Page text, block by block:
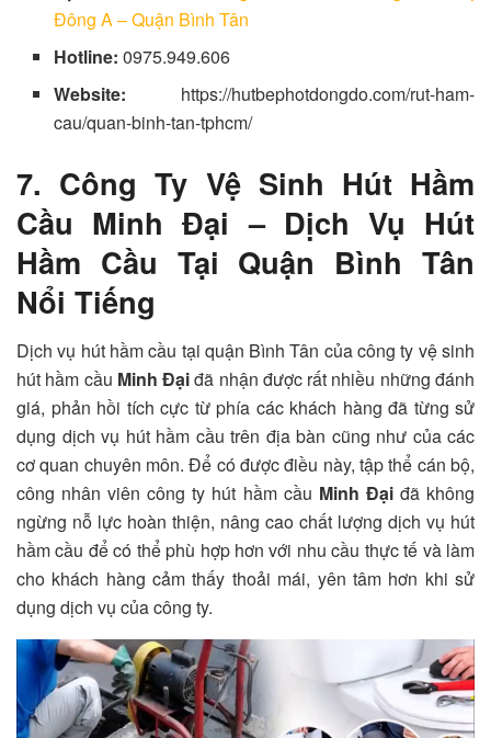
Đông A – Quận Bình Tân
Hotline: 0975.949.606
Website: https://hutbephotdongdo.com/rut-ham-
cau/quan-binh-tan-tphcm/
7. Công Ty Vệ Sinh Hút Hầm
Cầu Minh Đại – Dịch Vụ Hút
Hầm Cầu Tại Quận Bình Tân
Nổi Tiếng
Dịch vụ hút hầm cầu tại quận Bình Tân của công ty vệ sinh
hút hầm cầu Minh Đạiđã nhận được rất nhiều những đánh
giá, phản hồi tích cực từ phía các khách hàng đã từng sử
dụng dịch vụ hút hầm cầu trên địa bàn cũng như của các
cơ quan chuyên môn. Để có được điều này, tập thể cán bộ,
công nhân viên công ty hút hầm cầu Minh Đạiđã không
ngừng nỗ lực hoàn thiện, nâng cao chất lượng dịch vụ hút
hầm cầu để có thể phù hợp hơn với nhu cầu thực tế và làm
cho khách hàng cảm thấy thoải mái, yên tâm hơn khi sử
dụng dịch vụ của công ty.